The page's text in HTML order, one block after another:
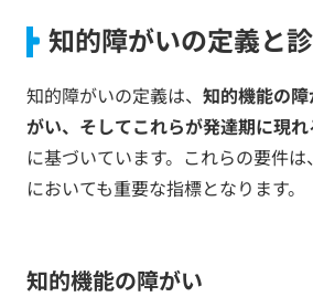
知的障がいの定義と
知的障がいの定義は、 知的機能の
がい、そしてこれらが発達期に現
に基づいています。これらの要件
においても重要な指標となります。
知的機能の障がい